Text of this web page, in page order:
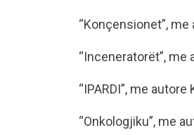
“Konçensionet”,
“Inceneratorët”, me
“IPARDI”, me
“Onkologjiku”, me